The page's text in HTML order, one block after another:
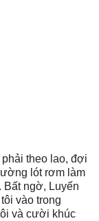
theo lao, đợi
lót rơm làm
Bất ngờ, Luyến
vào trong
và cười khúc